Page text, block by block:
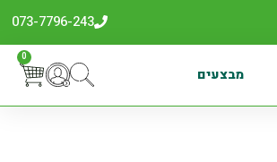
073-7796-243
מבצעים
0